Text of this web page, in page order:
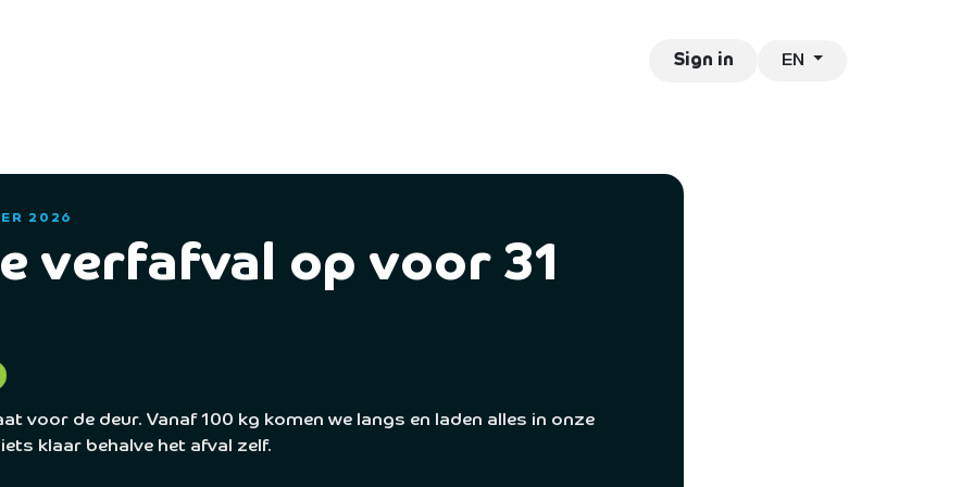
Sign in EN
2026
verfafval op voor 31
voor de deur. Vanaf 100 kg komen we langs en laden alles in onze
klaar behalve het afval zelf.